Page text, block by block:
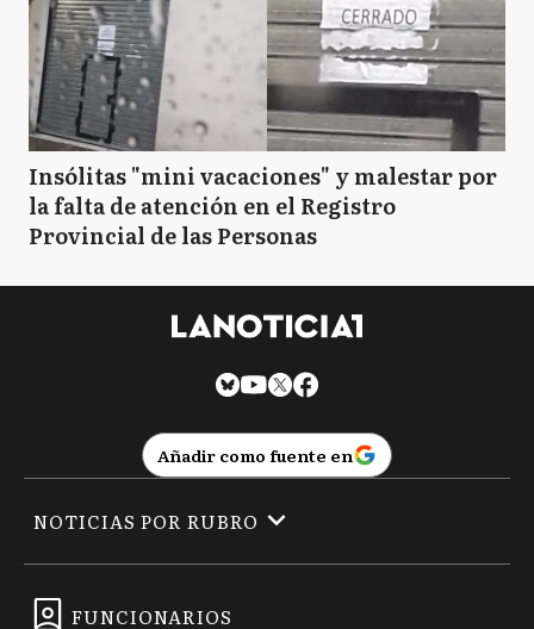
Insólitas "mini vacaciones" y malestar por
la falta de atención en el Registro
Provincial de las Personas
Añadir como fuente en
FUNCIONARIOS
NOTICIAS POR RUBRO